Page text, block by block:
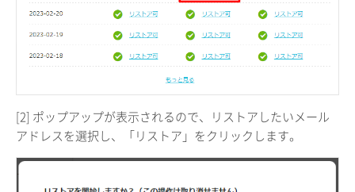
[2] ポップアップが表示されるので、リストアしたいメール
アドレスを選択し、「リストア」をクリックします。